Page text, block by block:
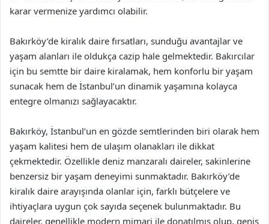
karar vermenize yardımcı olabilir.
Bakırköy’de kiralık daire fırsatları, sunduğu avantajlar ve
yaşam alanları ile oldukça cazip hale gelmektedir. Bakırcılar
için bu semtte bir daire kiralamak, hem konforlu bir yaşam
sunacak hem de İstanbul’un dinamik yaşamına kolayca
entegre olmanızı sağlayacaktır.
Bakırköy, İstanbul’un en gözde semtlerinden biri olarak hem
yaşam kalitesi hem de ulaşım olanakları ile dikkat
çekmektedir. Özellikle deniz manzaralı daireler, sakinlerine
benzersiz bir yaşam deneyimi sunmaktadır. Bakırköy’de
kiralık daire arayışında olanlar için, farklı bütçelere ve
ihtiyaçlara uygun çok sayıda seçenek bulunmaktadır. Bu
daireler, genellikle modern mimari ile donatılmış olup, geniş